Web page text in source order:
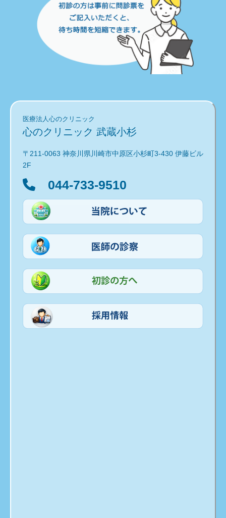
医療法人心のクリニック
心のクリニック 武蔵小杉
〒211-0063 神奈川県川崎市中原区小杉町3-430 伊藤ビル
2F
044-733-9510